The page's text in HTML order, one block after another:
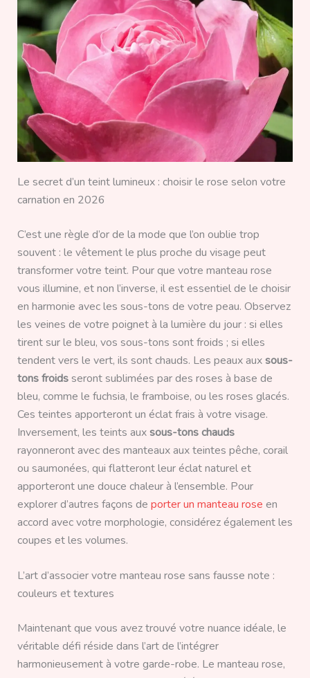
Le secret d’un teint lumineux : choisir le rose selon votre
carnation en 2026
C’est une règle d’or de la mode que l’on oublie trop
souvent : le vêtement le plus proche du visage peut
transformer votre teint. Pour que votre manteau rose
vous illumine, et non l’inverse, il est essentiel de le choisir
en harmonie avec les sous-tons de votre peau. Observez
les veines de votre poignet à la lumière du jour : si elles
tirent sur le bleu, vos sous-tons sont froids ; si elles
tendent vers le vert, ils sont chauds. Les peaux aux sous-
tons froidsseront sublimées par des roses à base de
bleu, comme le fuchsia, le framboise, ou les roses glacés.
Ces teintes apporteront un éclat frais à votre visage.
Inversement, les teints aux sous-tons chauds
rayonneront avec des manteaux aux teintes pêche, corail
ou saumonées, qui flatteront leur éclat naturel et
apporteront une douce chaleur à l’ensemble. Pour
explorer d’autres façons de porter un manteau rose en
accord avec votre morphologie, considérez également les
coupes et les volumes.
L’art d’associer votre manteau rose sans fausse note :
couleurs et textures
Maintenant que vous avez trouvé votre nuance idéale, le
véritable défi réside dans l’art de l’intégrer
harmonieusement à votre garde-robe. Le manteau rose,